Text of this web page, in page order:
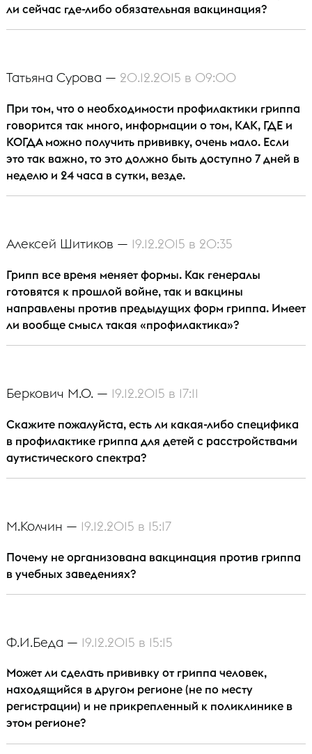
ли сейчас где-либо обязательная вакцинация?
Татьяна Сурова — 20.12.2015 в 09:00
При том, что о необходимости профилактики гриппа
говорится так много, информации о том, КАК, ГДЕ и
КОГДА можно получить прививку, очень мало. Если
это так важно, то это должно быть доступно 7 дней в
неделю и 24 часа в сутки, везде.
Алексей Шитиков — 19.12.2015 в 20:35
Грипп все время меняет формы. Как генералы
готовятся к прошлой войне, так и вакцины
направлены против предыдущих форм гриппа. Имеет
ли вообще смысл такая «профилактика»?
Беркович М.О. — 19.12.2015 в 17:11
Скажите пожалуйста, есть ли какая-либо специфика
в профилактике гриппа для детей с расстройствами
аутистического спектра?
М.Колчин — 19.12.2015 в 15:17
Почему не организована вакцинация против гриппа
в учебных заведениях?
Ф.И.Беда — 19.12.2015 в 15:15
Может ли сделать прививку от гриппа человек,
находящийся в другом регионе (не по месту
регистрации) и не прикрепленный к поликлинике в
этом регионе?